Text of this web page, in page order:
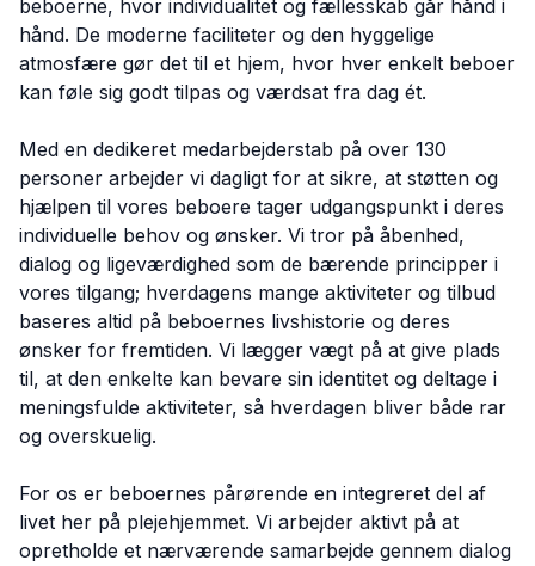
beboerne, hvor individualitet og fællesskab går hånd i
hånd. De moderne faciliteter og den hyggelige
atmosfære gør det til et hjem, hvor hver enkelt beboer
kan føle sig godt tilpas og værdsat fra dag ét.
Med en dedikeret medarbejderstab på over 130
personer arbejder vi dagligt for at sikre, at støtten og
hjælpen til vores beboere tager udgangspunkt i deres
individuelle behov og ønsker. Vi tror på åbenhed,
dialog og ligeværdighed som de bærende principper i
vores tilgang; hverdagens mange aktiviteter og tilbud
baseres altid på beboernes livshistorie og deres
ønsker for fremtiden. Vi lægger vægt på at give plads
til, at den enkelte kan bevare sin identitet og deltage i
meningsfulde aktiviteter, så hverdagen bliver både rar
og overskuelig.
For os er beboernes pårørende en integreret del af
livet her på plejehjemmet. Vi arbejder aktivt på at
opretholde et nærværende samarbejde gennem dialog